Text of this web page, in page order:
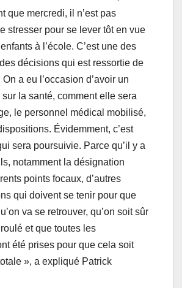
que mercredi, il n’est pas
stresser pour se lever tôt en vue
à l’école. C’est une des
décisions qui est ressortie de
a eu l’occasion d’avoir un
la santé, comment elle sera
le personnel médical mobilisé,
Évidemment, c’est
sera poursuivie. Parce qu’il y a
notamment la désignation
points focaux, d’autres
qui doivent se tenir pour que
va se retrouver, qu’on soit sûr
et que toutes les
été prises pour que cela soit
», a expliqué Patrick